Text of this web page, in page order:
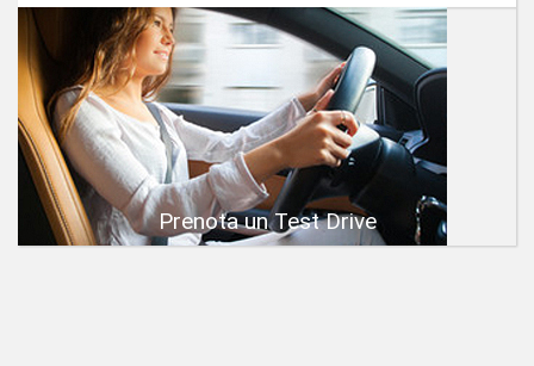
Prenota un Test Drive